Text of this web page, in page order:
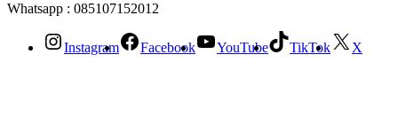
Whatsapp : 085107152012
Instagram Facebook YouTube TikTok X